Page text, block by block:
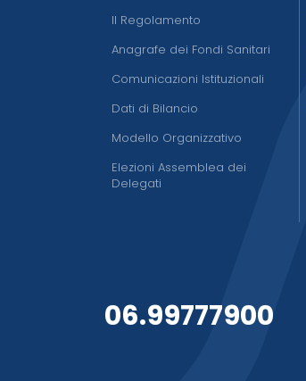
Il Regolamento
Anagrafe dei Fondi Sanitari
Comunicazioni Istituzionali
Dati di Bilancio
Modello Organizzativo
Elezioni Assemblea dei
Delegati
06.99777900